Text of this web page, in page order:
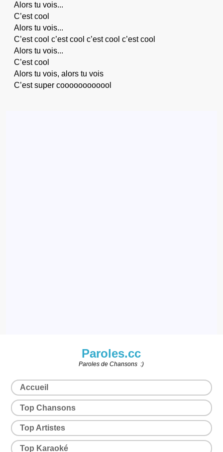
Alors tu vois...
C’est cool
Alors tu vois...
C’est cool c’est cool c’est cool c’est cool
Alors tu vois...
C’est cool
Alors tu vois, alors tu vois
C’est super coooooooooool
Paroles.cc
Paroles de Chansons :)
Accueil
Top Chansons
Top Artistes
Top Karaoké